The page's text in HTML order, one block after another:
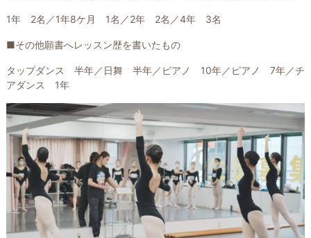
1年 2名／1年8ケ月 1名／2年 2名／4年 3名
■その他願書へレッスン歴を書いたもの
タップダンス 半年／日舞 半年／ピアノ 10年／ピアノ 7年／チ
アダンス 1年